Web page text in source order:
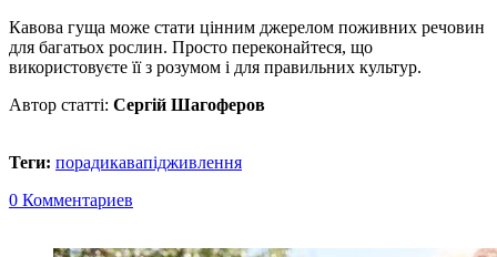
Кавова гуща може стати цінним джерелом поживних речовин
для багатьох рослин. Просто переконайтеся, що
використовуєте її з розумом і для правильних культур.
Автор статті: Сергій Шагоферов
Теги: порадикавапідживлення
0 Комментариев